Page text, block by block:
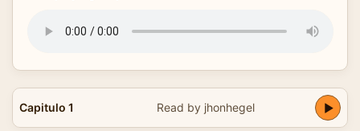
Capitulo 1 Read by jhonhegel